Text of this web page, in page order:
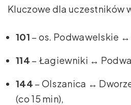
Kluczowe dla uczestników
101 – os. Podwawelskie
114 – Łagiewniki ↔
144 – Olszanica ↔
(co 15 min),